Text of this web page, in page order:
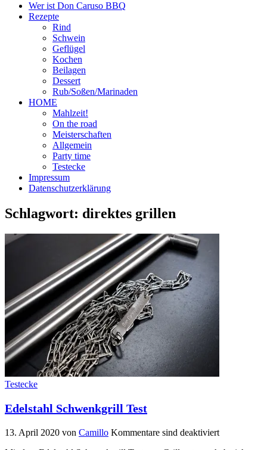
Wer ist Don Caruso BBQ
Rezepte
Rind
Schwein
Geflügel
Kochen
Beilagen
Dessert
Rub/Soßen/Marinaden
HOME
Mahlzeit!
On the road
Meisterschaften
Allgemein
Party time
Testecke
Impressum
Datenschutzerklärung
Schlagwort: direktes grillen
Testecke
Edelstahl Schwenkgrill Test
13. April 2020 von Camillo Kommentare sind deaktiviert